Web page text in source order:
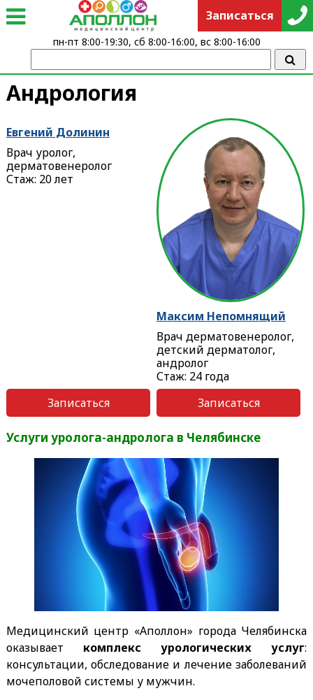
Андрология
Евгений Долинин
Врач уролог,
дерматовенеролог
Стаж: 20 лет
Записаться
Максим Непомнящий
Врач дерматовенеролог,
детский дерматолог,
андролог
Стаж: 24 года
Записаться
Услуги уролога-андролога в Челябинске
Медицинский центр «Аполлон» города Челябинска
оказывает комплекс урологических услуг:
консультации, обследование и лечение заболеваний
мочеполовой системы у мужчин.
Записаться
пн-пт 8:00-19:30, сб 8:00-16:00, вс 8:00-16:00